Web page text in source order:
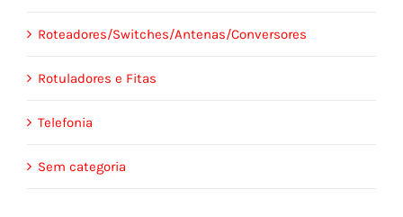
Roteadores/Switches/Antenas/Conversores
Rotuladores e Fitas
Telefonia
Sem categoria